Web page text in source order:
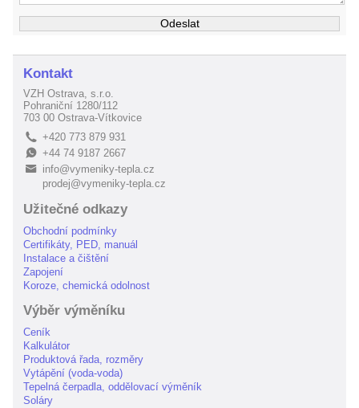
Kontakt
VZH Ostrava, s.r.o.
Pohraniční 1280/112
703 00 Ostrava-Vítkovice
L +420 773 879 931
E+44 74 9187 2667
B
info@vymeniky-tepla.cz
prodej@vymeniky-tepla.cz
Užitečné odkazy
Obchodní podmínky
Certifikáty, PED, manuál
Instalace a čištění
Zapojení
Koroze, chemická odolnost
Výběr výměníku
Ceník
Kalkulátor
Produktová řada, rozměry
Vytápění (voda-voda)
Tepelná čerpadla, oddělovací výměník
Soláry